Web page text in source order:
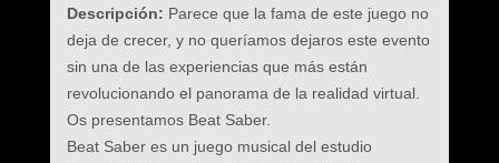
Descripción: Parece que la fama de este juego no
deja de crecer, y no queríamos dejaros este evento
sin una de las experiencias que más están
revolucionando el panorama de la realidad virtual.
Os presentamos Beat Saber.
Beat Saber es un juego musical del estudio